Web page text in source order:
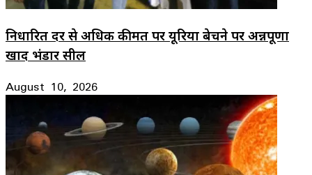
निर्धारित दर से अधिक कीमत पर यूरिया बेचने पर अन्नपूर्णा
खाद भंडार सील
August 10, 2026